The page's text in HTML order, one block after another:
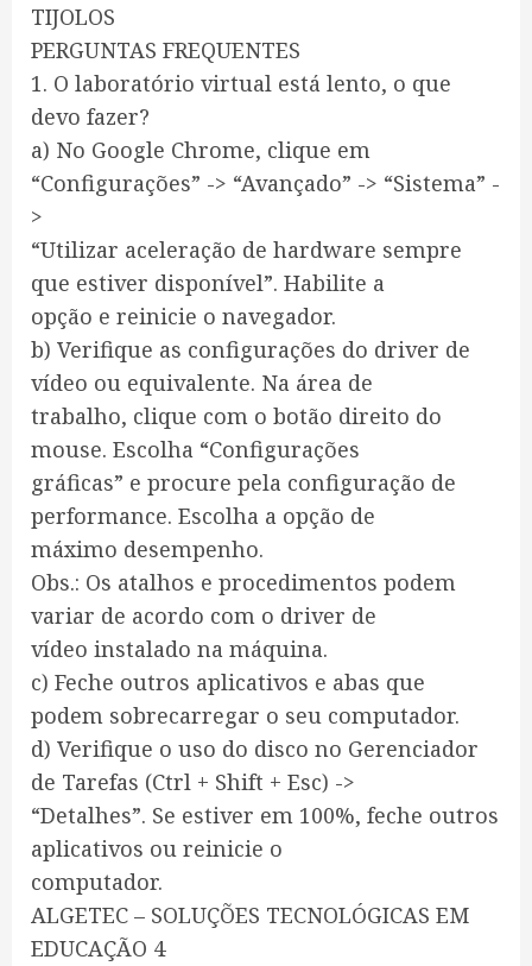
TIJOLOS
PERGUNTAS FREQUENTES
1. O laboratório virtual está lento, o que
devo fazer?
a) No Google Chrome, clique em
“Configurações” -> “Avançado” -> “Sistema” -
>
“Utilizar aceleração de hardware sempre
que estiver disponível”. Habilite a
opção e reinicie o navegador.
b) Verifique as configurações do driver de
vídeo ou equivalente. Na área de
trabalho, clique com o botão direito do
mouse. Escolha “Configurações
gráficas” e procure pela configuração de
performance. Escolha a opção de
máximo desempenho.
Obs.: Os atalhos e procedimentos podem
variar de acordo com o driver de
vídeo instalado na máquina.
c) Feche outros aplicativos e abas que
podem sobrecarregar o seu computador.
d) Verifique o uso do disco no Gerenciador
de Tarefas (Ctrl + Shift + Esc) ->
“Detalhes”. Se estiver em 100%, feche outros
aplicativos ou reinicie o
computador.
ALGETEC – SOLUÇÕES TECNOLÓGICAS EM
EDUCAÇÃO 4